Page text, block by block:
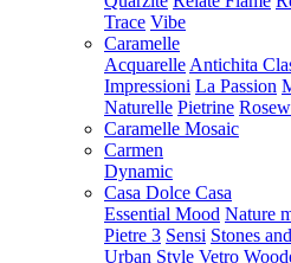
Trace Vibe
Caramelle
Acquarelle Antichita
Impressioni La Passion
Naturelle Pietrine
Caramelle Mosaic
Carmen
Dynamic
Casa Dolce Casa
Essential Mood Nature
Pietre 3 Sensi Stones
Urban Style Vetro